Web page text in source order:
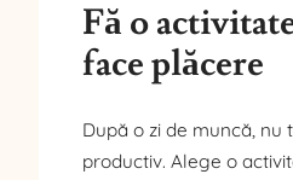
Fă o
face plăcere
După o zi de muncă, nu
productiv. Alege o